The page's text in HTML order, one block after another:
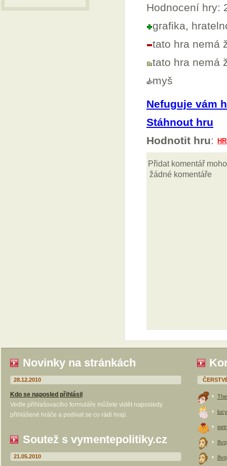
Hodnocení hry:
grafika,
tato hra nemá
tato hra nemá
myš
Nefuguje vám
Stáhnout hru
Hodnotit hru:
Novinky na stránkách
28.12.2010
Kdo se naposled přihlásil
Vedle přihlašovacího formuláře můžete vidět naposledy
přihlášené hráče a podívat se co rádi hrají.
Soutež s vymentepolitiky.cz
21.05.2010